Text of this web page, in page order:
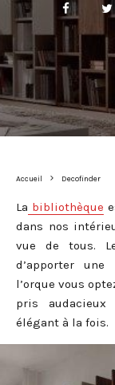
Accueil Decofinder
La bibliothèque
dans nos
vue de tous.
d’apporter
l’orque vous
pris
élégant à la fois.